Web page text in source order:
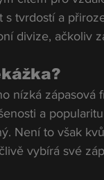
tvrdostí a
divize, ačkoliv
nízká zápasová
a
Není to však
vybírá své